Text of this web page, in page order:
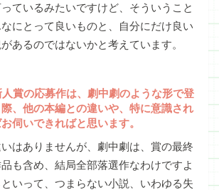
ているみたいですけど、そういうこと
にとって良いものと、自分にだけ良い
あるのではないかと考えています。
賞の応募作は、劇中劇のような形で登
、他の本編との違いや、特に意識され
伺いできればと思います。
はありませんが、劇中劇は、賞の最終
も含め、結局全部落選作なわけですよ
いって、つまらない小説、いわゆる失